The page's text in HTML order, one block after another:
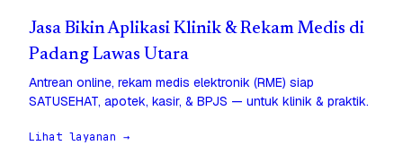
Jasa Bikin Aplikasi Klinik & Rekam Medis di
Padang Lawas Utara
Antrean online, rekam medis elektronik (RME) siap
SATUSEHAT, apotek, kasir, & BPJS — untuk klinik & praktik.
Lihat layanan →